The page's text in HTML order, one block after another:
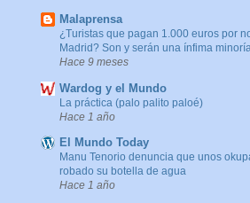
Malaprensa
¿Turistas que pagan 1.000 euros por
Madrid? Son y serán una ínfima
Hace 9 meses
Wardog y el Mundo
La práctica (palo palito paloé)
Hace 1 año
El Mundo Today
Manu Tenorio denuncia que unos
robado su botella de agua
Hace 1 año